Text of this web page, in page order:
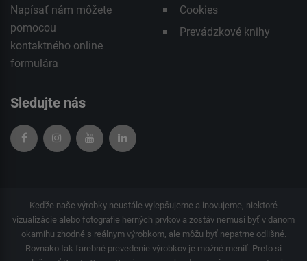
Napísať nám môžete
pomocou
kontaktného online
formulára
Cookies
Prevádzkové knihy
Sledujte nás
Keďže naše výrobky neustále vylepšujeme a inovujeme, niektoré
vizualizácie alebo fotografie herných prvkov a zostáv nemusí byť v danom
okamihu zhodné s reálnym výrobkom, ale môžu byť nepatrne odlišné.
Rovnako tak farebné prevedenie výrobkov je možné meniť. Preto si